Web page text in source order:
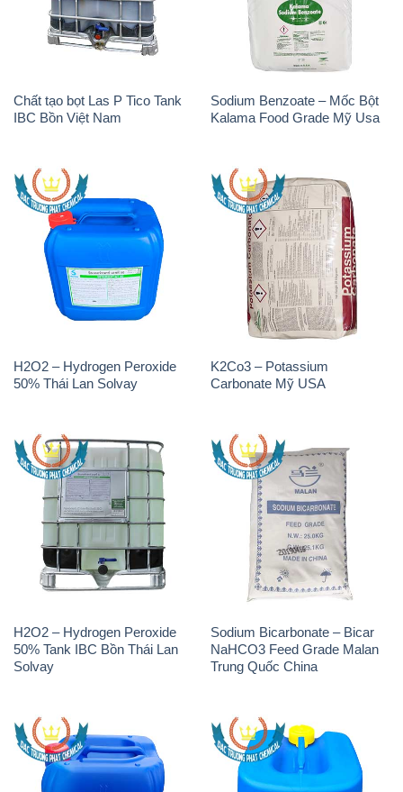
Chất tạo bọt Las P Tico Tank
IBC Bồn Việt Nam
Sodium Benzoate – Mốc Bột
Kalama Food Grade Mỹ Usa
H2O2 – Hydrogen Peroxide
50% Thái Lan Solvay
K2Co3 – Potassium
Carbonate Mỹ USA
H2O2 – Hydrogen Peroxide
50% Tank IBC Bồn Thái Lan
Solvay
Sodium Bicarbonate – Bicar
NaHCO3 Feed Grade Malan
Trung Quốc China